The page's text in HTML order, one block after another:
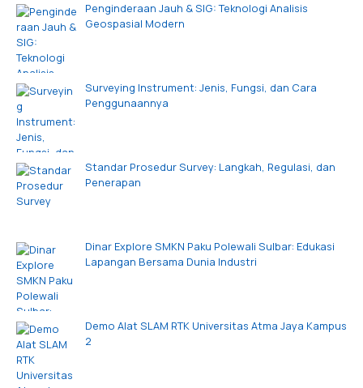
Penginderaan Jauh & SIG: Teknologi Analisis
Geospasial Modern
Surveying Instrument: Jenis, Fungsi, dan Cara
Penggunaannya
Standar Prosedur Survey: Langkah, Regulasi, dan
Penerapan
Dinar Explore SMKN Paku Polewali Sulbar: Edukasi
Lapangan Bersama Dunia Industri
Demo Alat SLAM RTK Universitas Atma Jaya Kampus
2